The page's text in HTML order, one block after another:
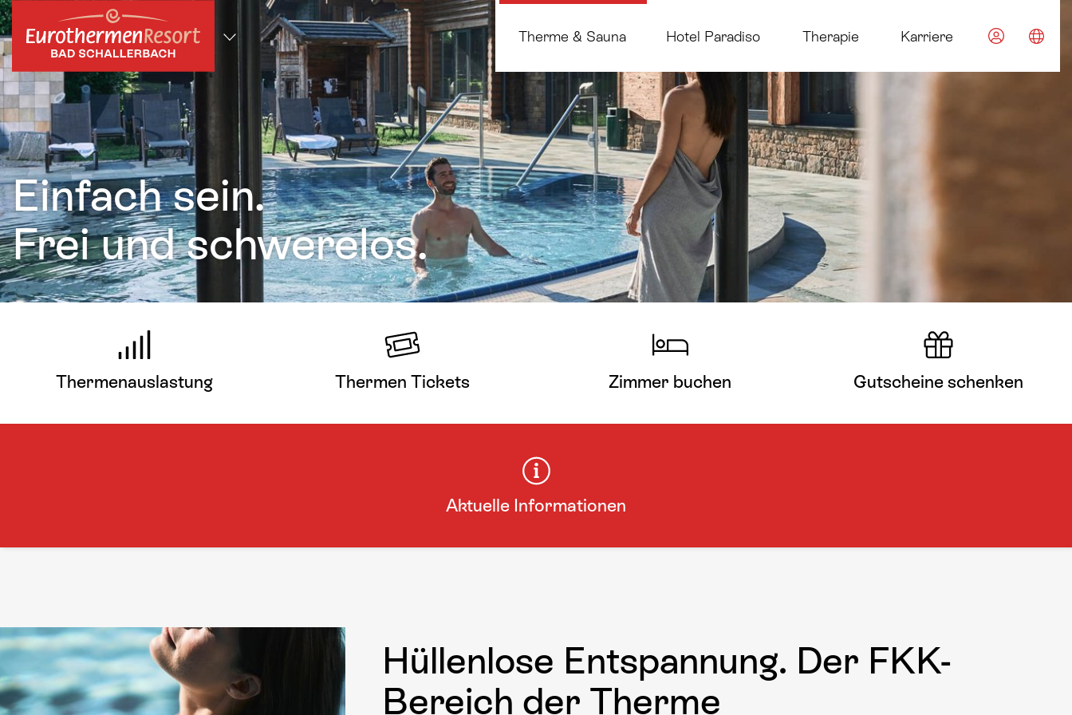
zum Hauptinhalt springen
Alle Standorte
Therme & Sauna Hotel Paradiso Therapie Karriere im
Einfach sein.
Frei und schwerelos.
Thermenauslastung Thermen Tickets Zimmer buchen Gutscheine schenken
Aktuelle Informationen
Hüllenlose Entspannung. Der FKK-
Bereich der Therme